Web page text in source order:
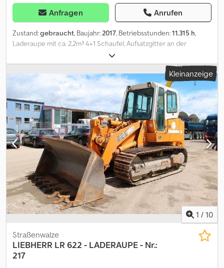
Anfragen Anrufen
Zustand:gebraucht, Baujahr:2017, Betriebsstunden:11.315 h,
Laderaupe mit ca. 2,2m³ 4+1 Schaufel, Aufsatzgitter an der
Schaufel, Schutzgitter an der Kabine vorn, Bodenplatten 560 mm,
Betriebsstd.: 11315, Feuerlöschanlage, Rückfahrkamera,
Klimaanlage, Fahrzeug kann mit Werbung beklebt und/oder
beschriftet sein Cedpfx Asu Eabkshzjha SI85292 Unser Angebot
ist generell ohne neue TÜV-Abnahme. Falls neue TÜV-Abnahme
erwünscht, unterbreiten wir Ihnen gerne ein Angebot unserer
Partnerwerkstätten! Fahrzeug kann mit Werbung beklebt
und/oder beschriftet sein. Es gelten unsere allgemeinen Liefer-
und Zahlungsbedingungen. Gerne erstellen wir Ihnen für dieses
Objekt ein Finanzierungs- oder Leasingangebot. Bitte sprechen
Sie uns an!
Kleinanzeige
1 / 10
Straßenwalze
LIEBHERR LR 622 - LADERAUPE - Nr.:
217